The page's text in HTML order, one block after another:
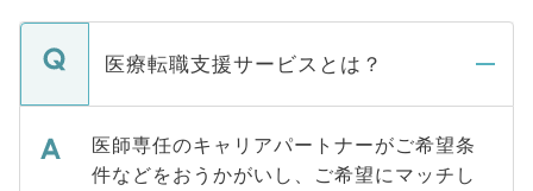
医療転職支援サービスとは？
医師専任のキャリアパートナーがご希望条
件などをおうかがいし、ご希望にマッチし